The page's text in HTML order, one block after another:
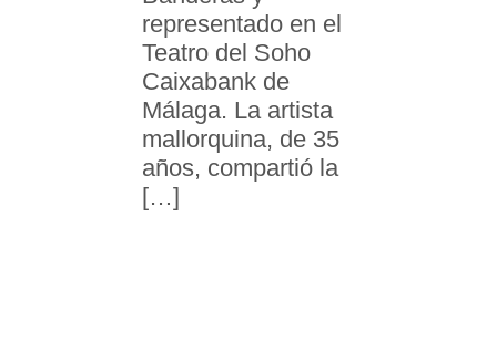
representado en el
Teatro del Soho
Caixabank de
Málaga. La artista
mallorquina, de 35
años, compartió la
[…]